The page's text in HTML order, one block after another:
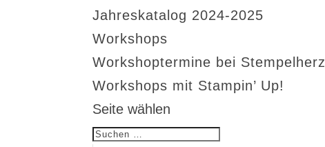
Jahreskatalog 2024-2025
Workshops
Workshoptermine bei Stempelherz
Workshops mit Stampin’ Up!
Seite wählen